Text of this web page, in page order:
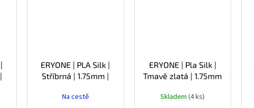
ERYONE | PLA Silk |
Stříbrná | 1.75mm |
Na cestě
ERYONE | Pla Silk |
Tmavě zlatá | 1.75mm
Skladem(4 ks)